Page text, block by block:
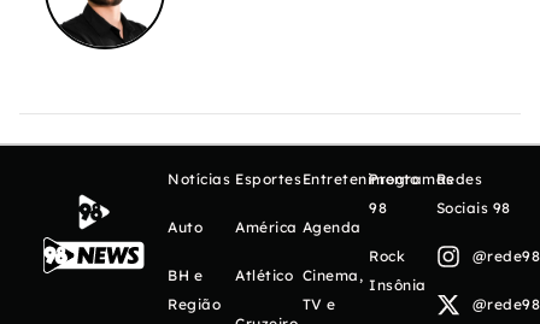
Notícias
Auto
BH e
Região
Esportes
América
Atlético
Entretenimento
Agenda
Cinema,
TV e
Programas
98
Rock
Insônia
Redes
Sociais 98